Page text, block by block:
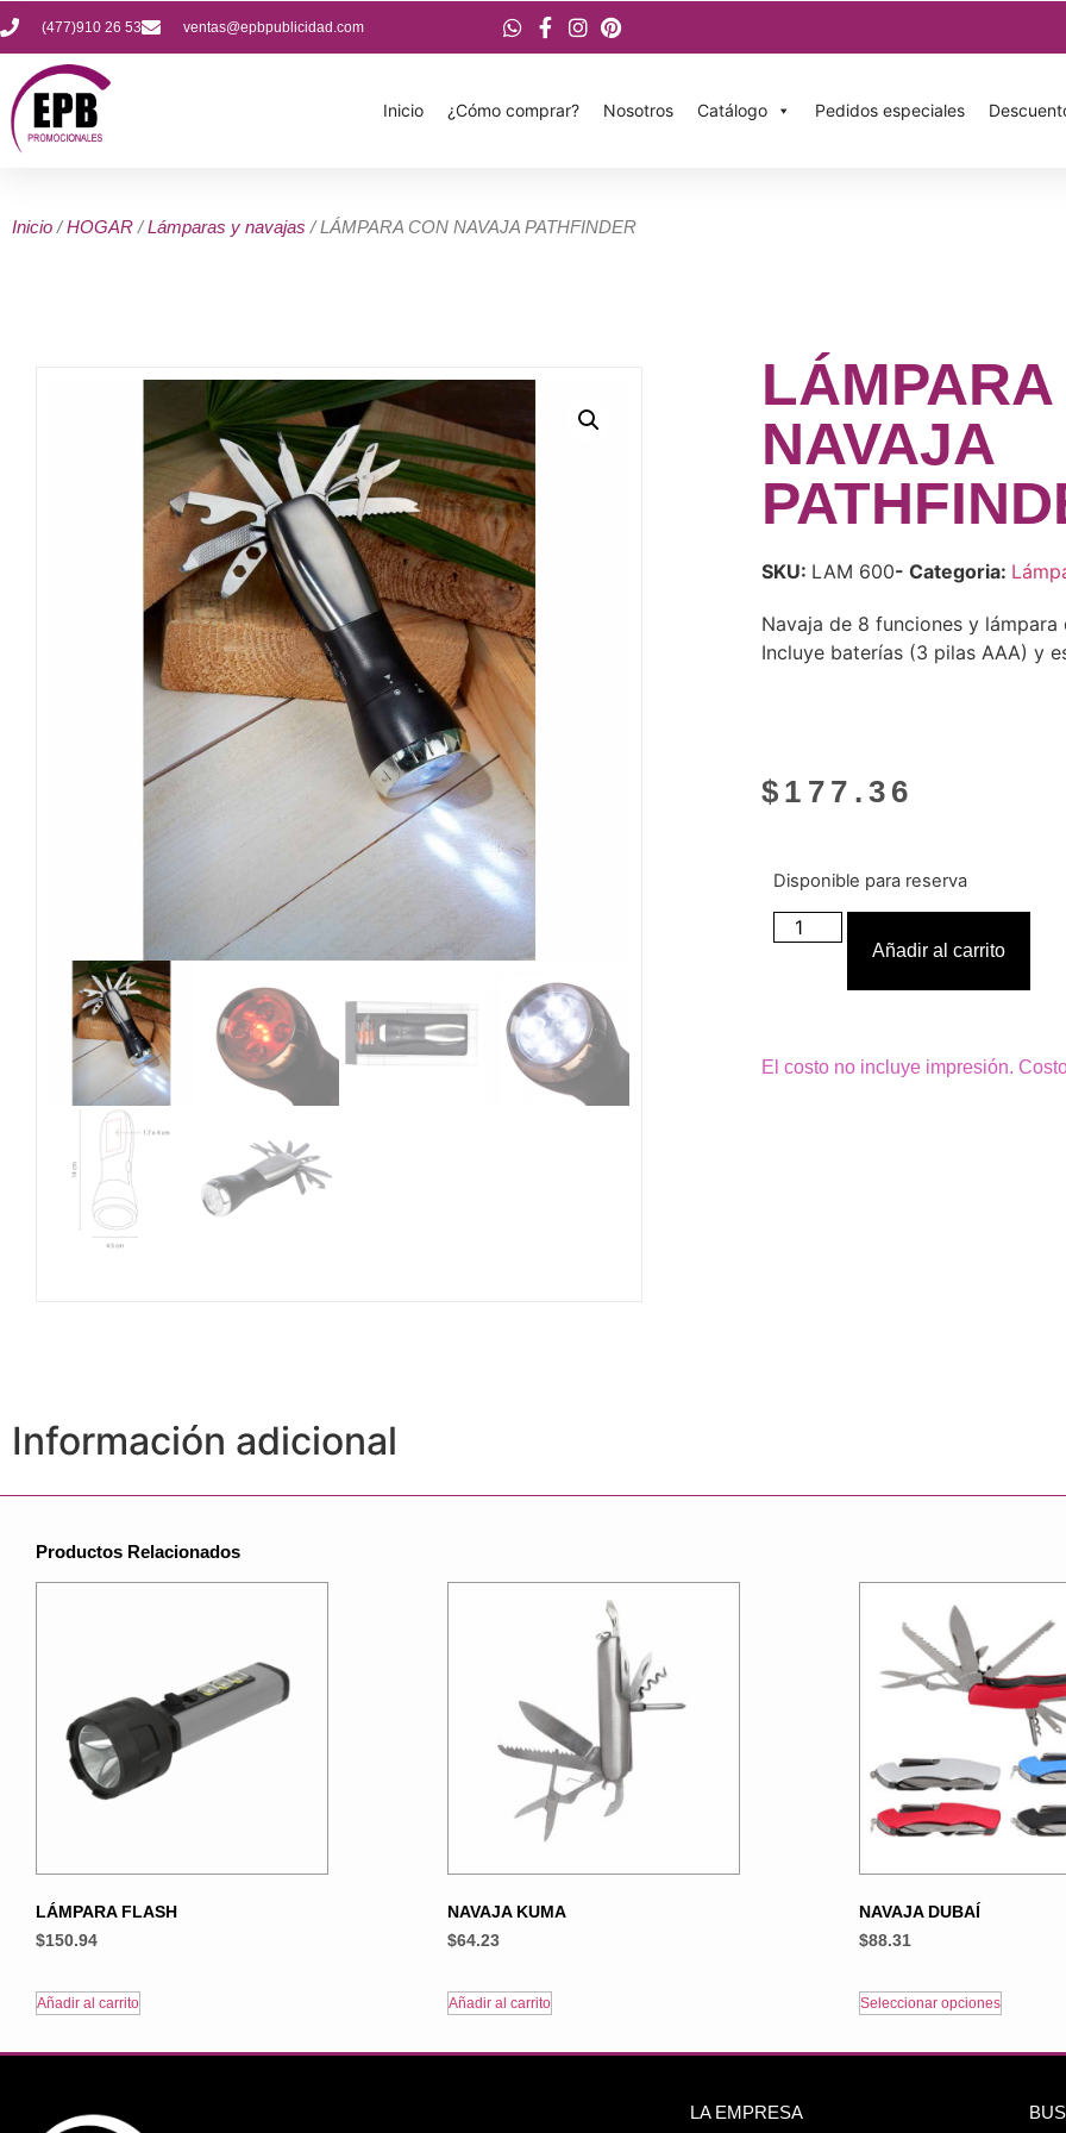
(477)910 26 53 ventas@epbpublicidad.com
Inicio ¿Cómo comprar? Nosotros Catálogo Pedidos especiales
Inicio /HOGAR /Lámparas y navajas / LÁMPARA CON NAVAJA PATHFINDER
LÁMPARA
NAVAJA
SKU: LAM 600- Categoria:
Navaja de 8 funciones y lámpara
Incluye baterías (3 pilas AAA) y
$ 177.36
Disponible para reserva
Añadir al carrito
El costo no incluye impresión.
Información adicional
Productos Relacionados
LÁMPARA FLASH
$150.94
Añadir al carrito
NAVAJA KUMA
$64.23
Añadir al carrito
NAVAJA DUBAÍ
$88.31
Seleccionar opciones
LA EMPRESA